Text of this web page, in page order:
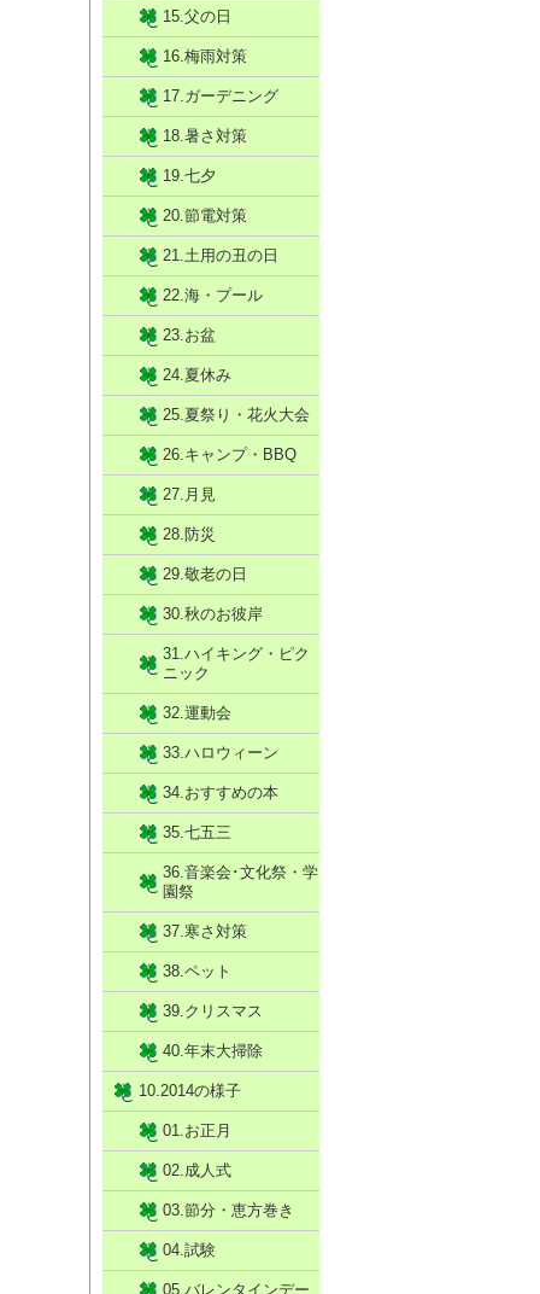
15.父の日
16.梅雨対策
17.ガーデニング
18.暑さ対策
19.七夕
20.節電対策
21.土用の丑の日
22.海・プール
23.お盆
24.夏休み
25.夏祭り・花火大会
26.キャンプ・BBQ
27.月見
28.防災
29.敬老の日
30.秋のお彼岸
31.ハイキング・ピク
ニック
32.運動会
33.ハロウィーン
34.おすすめの本
35.七五三
36.音楽会･文化祭・学
園祭
37.寒さ対策
38.ペット
39.クリスマス
40.年末大掃除
10.2014の様子
01.お正月
02.成人式
03.節分・恵方巻き
04.試験
05.バレンタインデー